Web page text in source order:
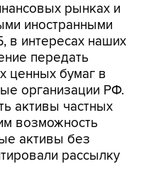
рынках и
иностранными
в интересах наших
передать
ценных бумаг в
организации РФ.
активы частных
возможность
активы без
рассылку